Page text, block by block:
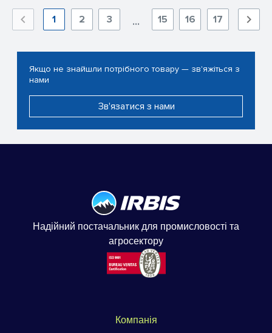
1 2 3 ... 15 16 17
Якщо не знайшли потрібного товару — зв'яжіться з
нами
Зв'язатися з нами
Надійний постачальник для промисловості та
агросектору
Компанія